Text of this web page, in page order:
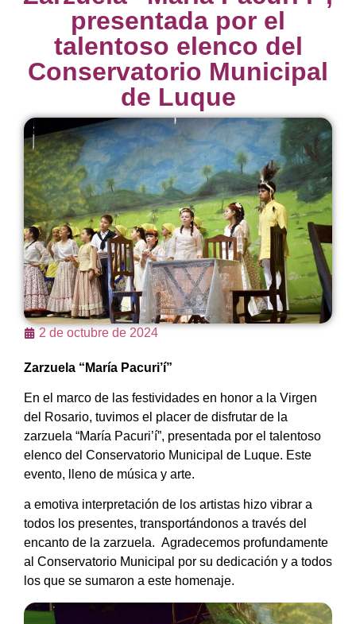
presentada por el
talentoso elenco del
Conservatorio Municipal
de Luque
2 de octubre de 2024
Zarzuela “María Pacuri’í”
En el marco de las festividades en honor a la Virgen
del Rosario, tuvimos el placer de disfrutar de la
zarzuela “María Pacuri’í”, presentada por el talentoso
elenco del Conservatorio Municipal de Luque. Este
evento, lleno de música y arte.
a emotiva interpretación de los artistas hizo vibrar a
todos los presentes, transportándonos a través del
encanto de la zarzuela. Agradecemos profundamente
al Conservatorio Municipal por su dedicación y a todos
los que se sumaron a este homenaje.